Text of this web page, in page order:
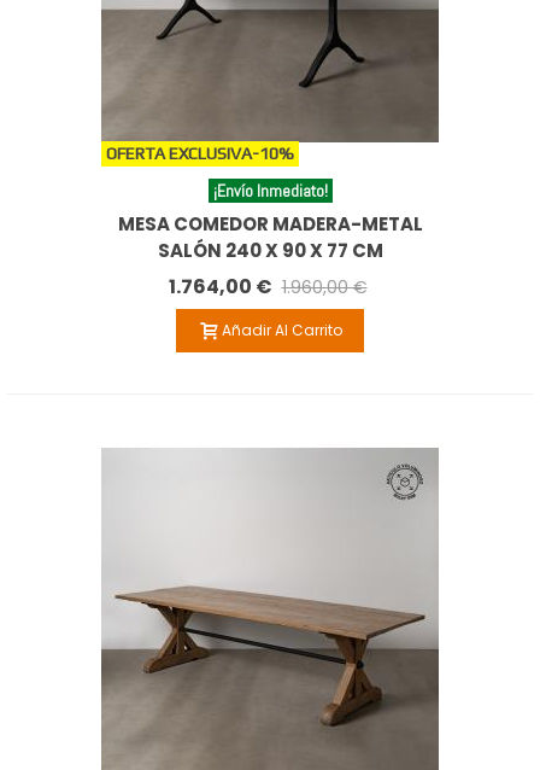
OFERTA EXCLUSIVA-10%
¡Envío Inmediato!
MESA COMEDOR MADERA-METAL
SALÓN 240 X 90 X 77 CM
1.764,00 € 1.960,00 €
Añadir Al Carrito